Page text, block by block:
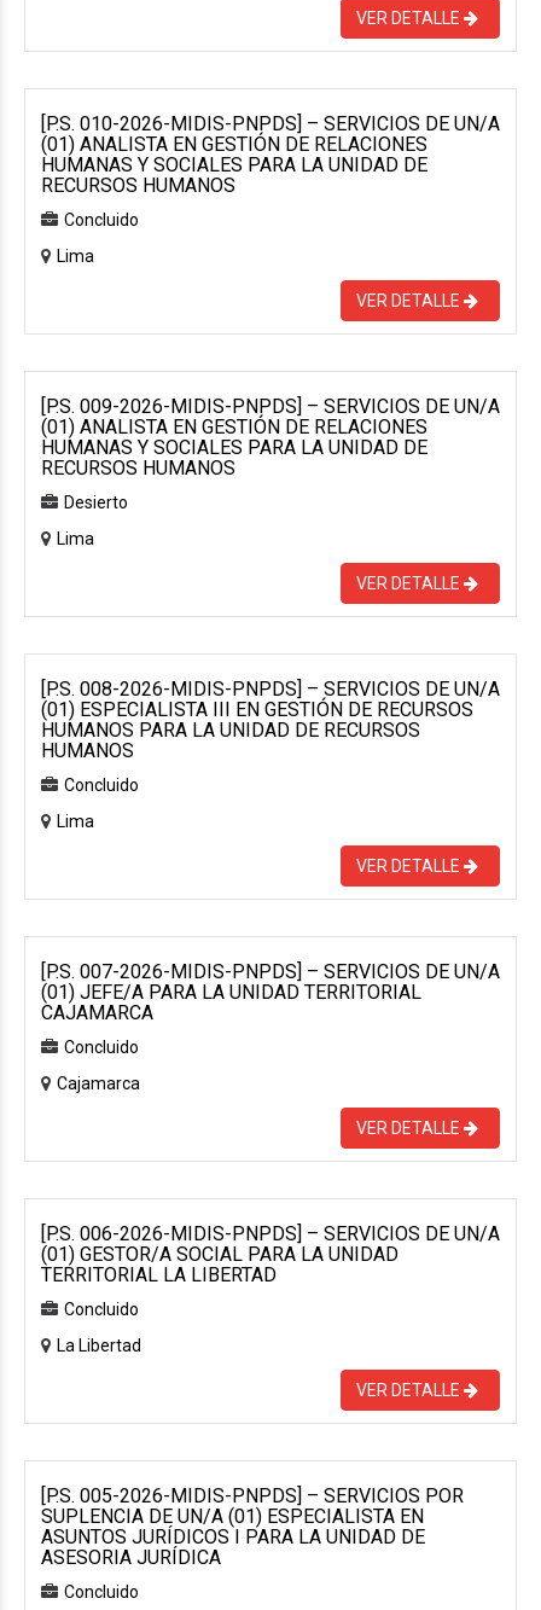
VER DETALLE
[P.S. 010-2026-MIDIS-PNPDS] – SERVICIOS DE UN/A
(01) ANALISTA EN GESTIÓN DE RELACIONES
HUMANAS Y SOCIALES PARA LA UNIDAD DE
RECURSOS HUMANOS
Concluido
Lima
VER DETALLE
[P.S. 009-2026-MIDIS-PNPDS] – SERVICIOS DE UN/A
(01) ANALISTA EN GESTIÓN DE RELACIONES
HUMANAS Y SOCIALES PARA LA UNIDAD DE
RECURSOS HUMANOS
Desierto
Lima
VER DETALLE
[P.S. 008-2026-MIDIS-PNPDS] – SERVICIOS DE UN/A
(01) ESPECIALISTA III EN GESTIÓN DE RECURSOS
HUMANOS PARA LA UNIDAD DE RECURSOS
HUMANOS
Concluido
Lima
VER DETALLE
[P.S. 007-2026-MIDIS-PNPDS] – SERVICIOS DE UN/A
(01) JEFE/A PARA LA UNIDAD TERRITORIAL
CAJAMARCA
Concluido
Cajamarca
VER DETALLE
[P.S. 006-2026-MIDIS-PNPDS] – SERVICIOS DE UN/A
(01) GESTOR/A SOCIAL PARA LA UNIDAD
TERRITORIAL LA LIBERTAD
Concluido
La Libertad
VER DETALLE
[P.S. 005-2026-MIDIS-PNPDS] – SERVICIOS POR
SUPLENCIA DE UN/A (01) ESPECIALISTA EN
ASUNTOS JURÍDICOS I PARA LA UNIDAD DE
ASESORIA JURÍDICA
Concluido